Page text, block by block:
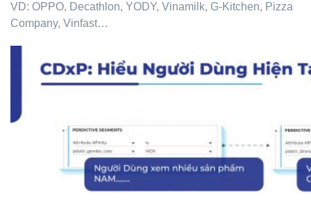
VD: OPPO, Decathlon, YODY, Vinamilk, G-Kitchen, Pizza
Company, Vinfast…